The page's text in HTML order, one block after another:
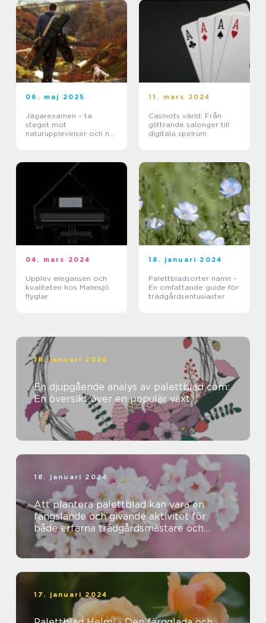
06. maj 2025
Jägarexamen – ta
steget mot
naturupplevelser och ny
11. mars 2024
Casinots värld: Från
glittrande salonger till
digitala spelrum
04. mars 2024
Upplev elegansen och
kvaliteten hos Malmsjö
flyglar
18. januari 2024
Palettbladsorter namn –
En omfattande guide för
trädgårdsentusiaster
18. januari 2024
En djupgående analys av palettblad com:
En översikt över en populär växt
18. januari 2024
Att plantera palettblad kan vara en
fängslande och givande aktivitet för
både erfarna trädgårdsmästare och
nybörjare
17. januari 2024